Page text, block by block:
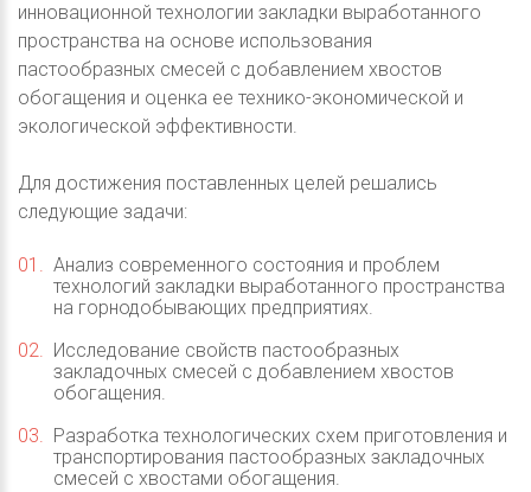
инновационной технологии закладки выработанного
пространства на основе использования
пастообразных смесей с добавлением хвостов
обогащения и оценка ее технико-экономической и
экологической эффективности.
Для достижения поставленных целей решались
следующие задачи:
Анализ современного состояния и проблем
технологий закладки выработанного пространства
на горнодобывающих предприятиях.
Исследование свойств пастообразных
закладочных смесей с добавлением хвостов
обогащения.
Разработка технологических схем приготовления и
транспортирования пастообразных закладочных
смесей с хвостами обогащения.